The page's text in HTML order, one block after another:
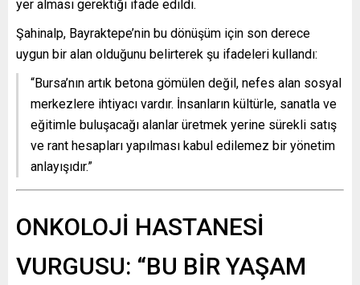
yer alması gerektiği ifade edildi.
Şahinalp, Bayraktepe’nin bu dönüşüm için son derece
uygun bir alan olduğunu belirterek şu ifadeleri kullandı:
“Bursa’nın artık betona gömülen değil, nefes alan sosyal
merkezlere ihtiyacı vardır. İnsanların kültürle, sanatla ve
eğitimle buluşacağı alanlar üretmek yerine sürekli satış
ve rant hesapları yapılması kabul edilemez bir yönetim
anlayışıdır.”
ONKOLOJİ HASTANESİ
VURGUSU: “BU BİR YAŞAM